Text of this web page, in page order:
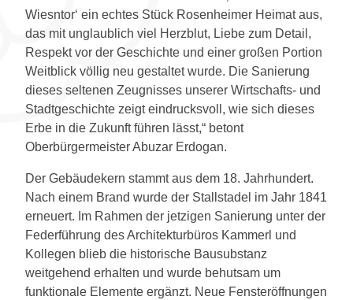
Wiesntor‘ ein echtes Stück Rosenheimer Heimat aus,
das mit unglaublich viel Herzblut, Liebe zum Detail,
Respekt vor der Geschichte und einer großen Portion
Weitblick völlig neu gestaltet wurde. Die Sanierung
dieses seltenen Zeugnisses unserer Wirtschafts- und
Stadtgeschichte zeigt eindrucksvoll, wie sich dieses
Erbe in die Zukunft führen lässt,“ betont
Oberbürgermeister Abuzar Erdogan.
Der Gebäudekern stammt aus dem 18. Jahrhundert.
Nach einem Brand wurde der Stallstadel im Jahr 1841
erneuert. Im Rahmen der jetzigen Sanierung unter der
Federführung des Architekturbüros Kammerl und
Kollegen blieb die historische Bausubstanz
weitgehend erhalten und wurde behutsam um
funktionale Elemente ergänzt. Neue Fensteröffnungen